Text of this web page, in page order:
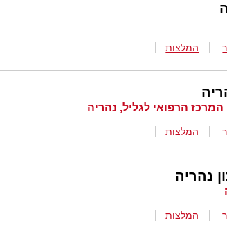
המלצות
המלצות
נהריה
המלצות